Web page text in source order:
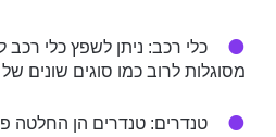
כלי רכב: ניתן לשפץ כלי
מסוגלות לרוב כמו סוגים שונים
טנדרים: טנדרים הן החלטה